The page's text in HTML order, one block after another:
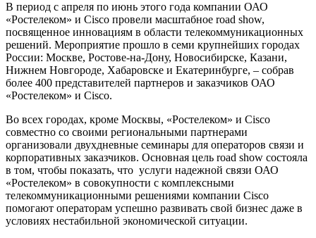
В период с апреля по июнь этого года компании ОАО
«Ростелеком» и Cisco провели масштабное road show,
посвященное инновациям в области телекоммуникационных
решений. Мероприятие прошло в семи крупнейших городах
России: Москве, Ростове-на-Дону, Новосибирске, Казани,
Нижнем Новгороде, Хабаровске и Екатеринбурге, – собрав
более 400 представителей партнеров и заказчиков ОАО
«Ростелеком» и Cisco.
Во всех городах, кроме Москвы, «Ростелеком» и Cisco
совместно со своими региональными партнерами
организовали двухдневные семинары для операторов связи и
корпоративных заказчиков. Основная цель road show состояла
в том, чтобы показать, что услуги надежной связи ОАО
«Ростелеком» в совокупности с комплексными
телекоммуникационными решениями компании Cisco
помогают операторам успешно развивать свой бизнес даже в
условиях нестабильной экономической ситуации.